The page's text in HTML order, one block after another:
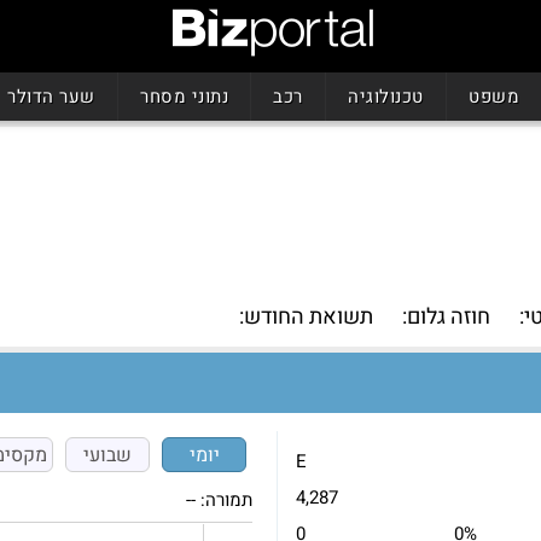
משפט טכנולוגיה רכב נתוני מסחר שער הדולר
חוזה גלום: תשואת החודש:
E
4,287
0%
0
יומי שבועי
תמורה: --